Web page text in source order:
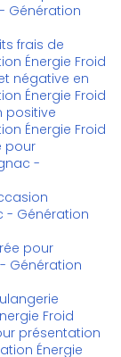
Génération
frais de
Énergie Froid
négative en
Énergie Froid
positive
Énergie Froid
pour
-
- Génération
pour
Génération
Froid
présentation
Énergie